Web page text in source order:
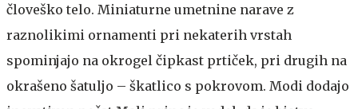
človeško telo. Miniaturne umetnine narave z
raznolikimi ornamenti pri nekaterih vrstah
spominjajo na okrogel čipkast prtiček, pri drugih na
okrašeno šatuljo – škatlico s pokrovom. Modi dodajo